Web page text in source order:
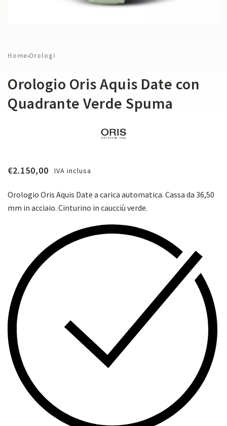
Home›Orologi
Orologio Oris Aquis Date con
Quadrante Verde Spuma
€2.150,00 IVA inclusa
Orologio Oris Aquis Date a carica automatica. Cassa da 36,50
mm in acciaio. Cinturino in caucciù verde.